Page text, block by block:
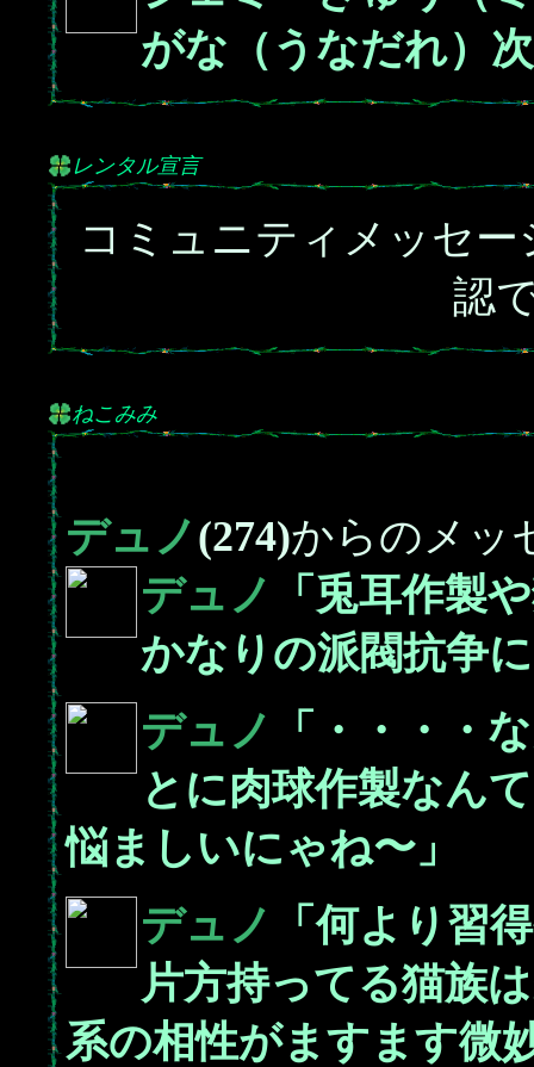
がな（うなだれ）
レンタル宣言
コミュニティメッセ
認
ねこみみ
デュノ(274)からのメッ
デュノ
「兎耳作製
かなりの派閥抗争
デュノ
「・・・・
とに肉球作製なん
悩ましいにゃね〜」
デュノ
「何より習
片方持ってる猫族
系の相性がますます微